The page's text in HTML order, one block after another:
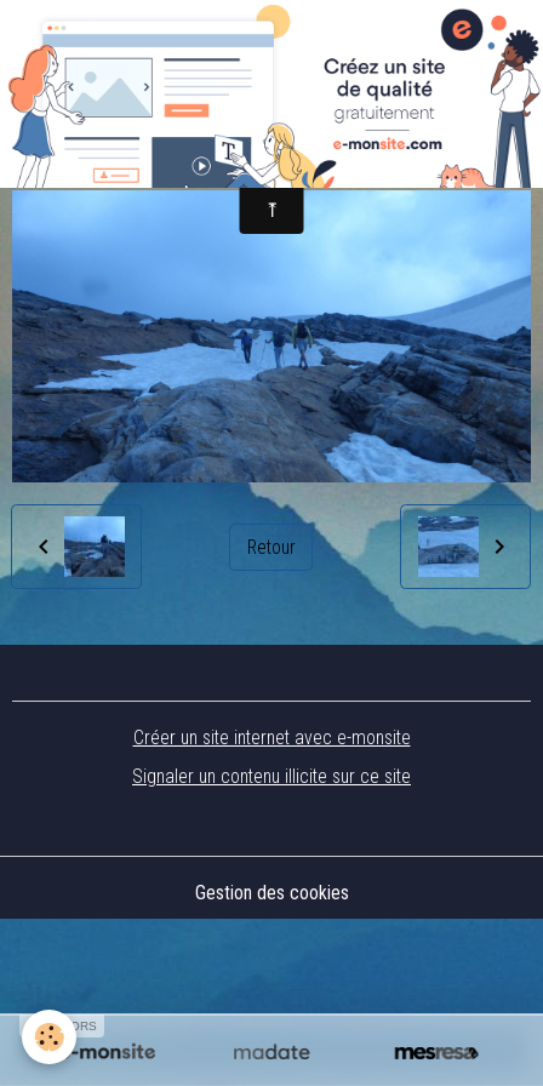
randonnée et découverte nature
a (29)
Retour
Créer un site internet avec e-monsite
Signaler un contenu illicite sur ce site
Gestion des cookies
SPONSORS